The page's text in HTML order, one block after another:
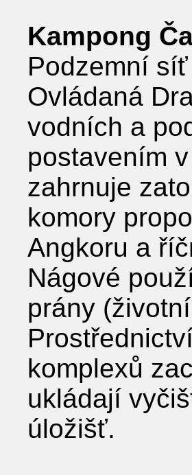
Kampong
Podzemní
Ovládaná
vodních a
postavením
zahrnuje
komory
Angkoru a
Nágové
prány
komplexů
ukládají
úložišť.